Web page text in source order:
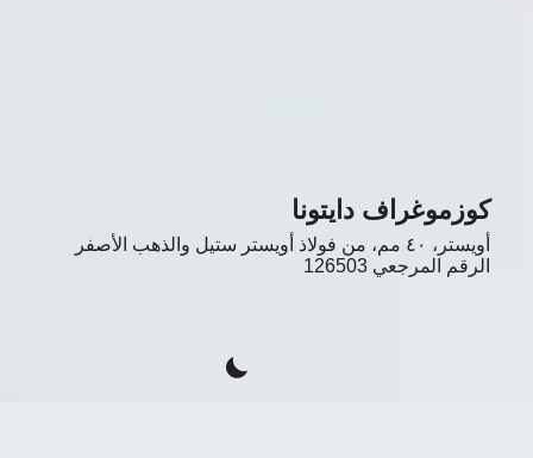
كوزموغراف دايتونا
أويستر، ٤٠ مم، من فولاذ أويستر ستيل والذهب الأصفر
الرقم المرجعي 126503